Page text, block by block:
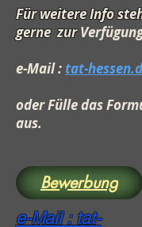
Für weitere Info
gerne zur
e-Mail : tat-
oder Fülle das
aus.
Bewerbung
e-Mail : tat-